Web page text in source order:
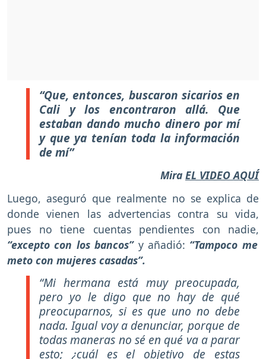
“Que, entonces, buscaron sicarios en
Cali y los encontraron allá. Que
estaban dando mucho dinero por mí
y que ya tenían toda la información
de mí”
Mira EL VIDEO AQUÍ
Luego, aseguró que realmente no se explica de
donde vienen las advertencias contra su vida,
pues no tiene cuentas pendientes con nadie,
“excepto con los bancos” y añadió: “Tampoco me
meto con mujeres casadas”.
“Mi hermana está muy preocupada,
pero yo le digo que no hay de qué
preocuparnos, si es que uno no debe
nada. Igual voy a denunciar, porque de
todas maneras no sé en qué va a parar
esto; ¿cuál es el objetivo de estas